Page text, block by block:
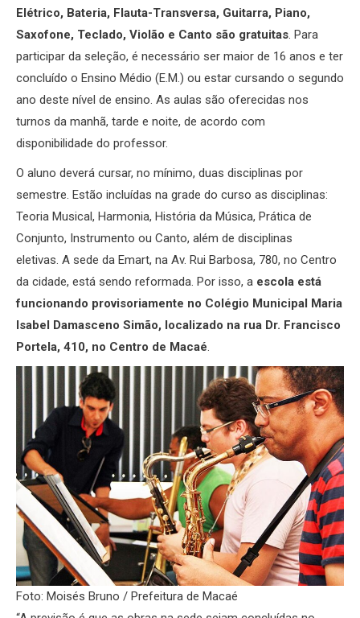
Elétrico, Bateria, Flauta-Transversa, Guitarra, Piano,
Saxofone, Teclado, Violão e Canto são gratuitas. Para
participar da seleção, é necessário ser maior de 16 anos e ter
concluído o Ensino Médio (E.M.) ou estar cursando o segundo
ano deste nível de ensino. As aulas são oferecidas nos
turnos da manhã, tarde e noite, de acordo com
disponibilidade do professor.
O aluno deverá cursar, no mínimo, duas disciplinas por
semestre. Estão incluídas na grade do curso as disciplinas:
Teoria Musical, Harmonia, História da Música, Prática de
Conjunto, Instrumento ou Canto, além de disciplinas
eletivas. A sede da Emart, na Av. Rui Barbosa, 780, no Centro
da cidade, está sendo reformada. Por isso, a escola está
funcionando provisoriamente no Colégio Municipal Maria
Isabel Damasceno Simão, localizado na rua Dr. Francisco
Portela, 410, no Centro de Macaé.
Foto: Moisés Bruno / Prefeitura de Macaé